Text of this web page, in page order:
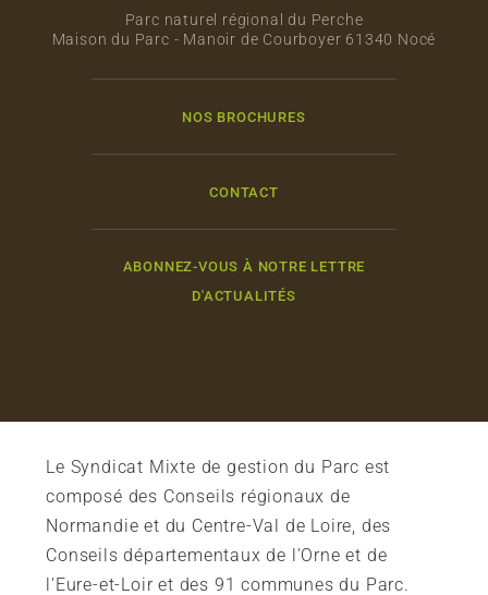
Parc naturel régional du Perche
Maison du Parc - Manoir de Courboyer 61340 Nocé
NOS BROCHURES
CONTACT
ABONNEZ-VOUS À NOTRE LETTRE
D'ACTUALITÉS
Le Syndicat Mixte de gestion du Parc est
composé des Conseils régionaux de
Normandie et du Centre-Val de Loire, des
Conseils départementaux de l'Orne et de
l'Eure-et-Loir et des 91 communes du Parc.